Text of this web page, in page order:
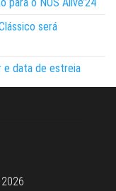
será
e data de estreia